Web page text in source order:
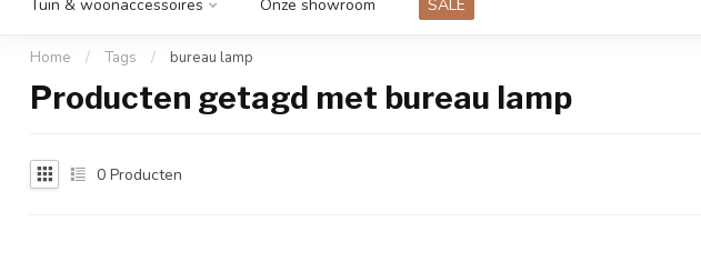
Tuin & woonaccessoires Onze showroom SALE
Home / Tags / bureau lamp
Producten getagd met bureau lamp
0 Producten